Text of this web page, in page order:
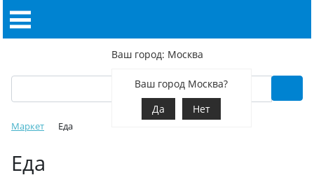
Ваш город: Москва
Ваш город Москва?
Да
Нет
Маркет Еда
Еда